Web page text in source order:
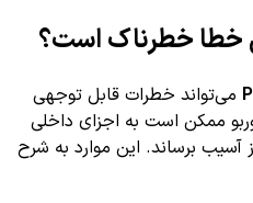
خطا خطرناک است؟
می‌تواند خطرات قابل توجهی
ممکن است به اجزای داخلی
آسیب برساند. این موارد به شرح